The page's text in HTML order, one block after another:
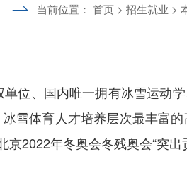
当前位置： 首页 > 招生就业 >
位、国内唯一拥有冰雪运动
雪体育人才培养层次最丰富
2022年冬奥会冬残奥会“突出